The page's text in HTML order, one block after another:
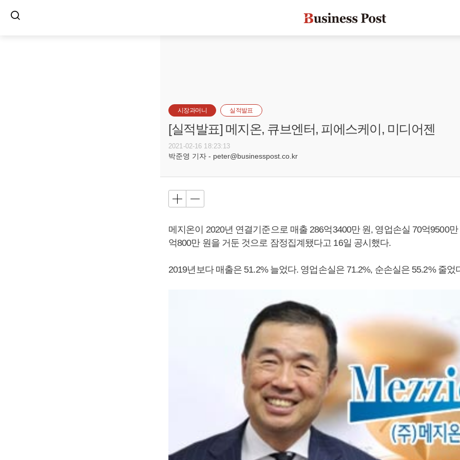
시장과머니 실적발표
[실적발표] 메지온, 큐브엔터, 피에스케이, 미디어젠
2021-02-16 18:23:13
박준영 기자 - peter@businesspost.co.kr
메지온이 2020년 연결기준으로 매출 286억3400만 원, 영업손실 70억9500
억800만 원을 거둔 것으로 잠정집계됐다고 16일 공시했다.
2019년보다 매출은 51.2% 늘었다. 영업손실은 71.2%, 순손실은 55.2% 줄었